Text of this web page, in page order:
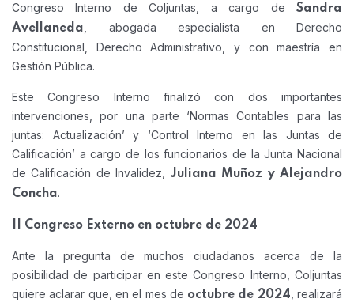
Congreso Interno de Coljuntas, a cargo de Sandra
Avellaneda , abogada especialista en Derecho
Constitucional, Derecho Administrativo, y con maestría en
Gestión Pública.
Este Congreso Interno finalizó con dos importantes
intervenciones, por una parte ‘Normas Contables para las
juntas: Actualización’ y ‘Control Interno en las Juntas de
Calificación’ a cargo de los funcionarios de la Junta Nacional
de Calificación de Invalidez, Juliana Muñoz y Alejandro
Concha.
II Congreso Externo en octubre de 2024
Ante la pregunta de muchos ciudadanos acerca de la
posibilidad de participar en este Congreso Interno, Coljuntas
quiere aclarar que, en el mes de octubre de 2024 , realizará